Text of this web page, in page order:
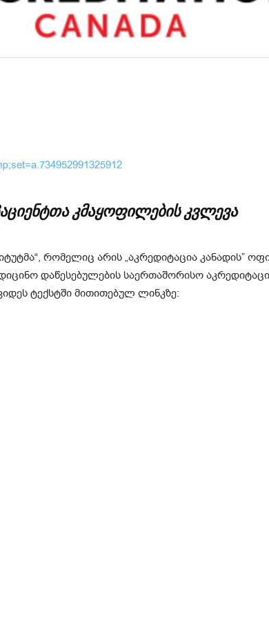
კმაყოფილების კვლევა
რომელიც არის „აკრედიტაცია კანადის”
დაწესებულების საერთაშორისო
ტექსტში მითითებულ ლინკზე: